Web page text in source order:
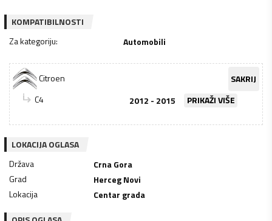
KOMPATIBILNOSTI
Za kategoriju: Automobili
Citroen
SAKRIJ
C4
2012 - 2015 PRIKAŽI VIŠE
LOKACIJA OGLASA
Država
Crna Gora
Grad
Herceg Novi
Lokacija
Centar grada